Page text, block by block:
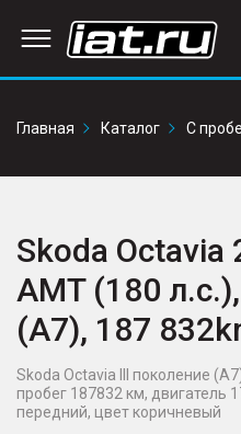
Главная
Каталог С
Skoda Octavia
AMT (180
(A7), 187
Skoda Octavia III поколение
пробег 187832 км, двигатель
передний, цвет коричневый